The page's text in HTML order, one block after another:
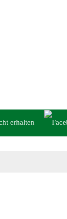
erhalten